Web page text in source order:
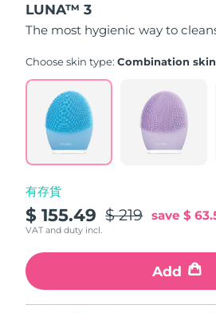
of
5
stars,
rating
Read
Reviews.
Same
page
link.
LUNA™ 3
The most hygienic way to
Choose skin type:Combination skin
有存貨
$ 155.49 $ 219 save $
VAT and duty incl.
Add